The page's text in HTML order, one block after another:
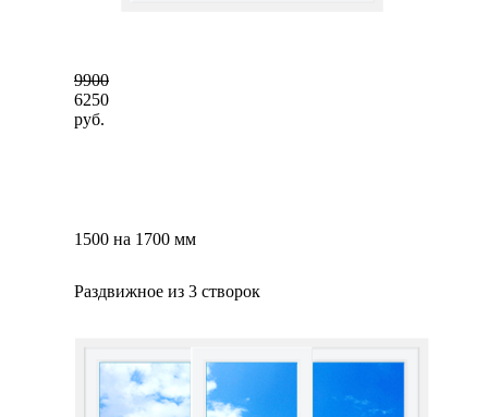
9900
6250
руб.
1500 на 1700 мм
Раздвижное из 3 створок